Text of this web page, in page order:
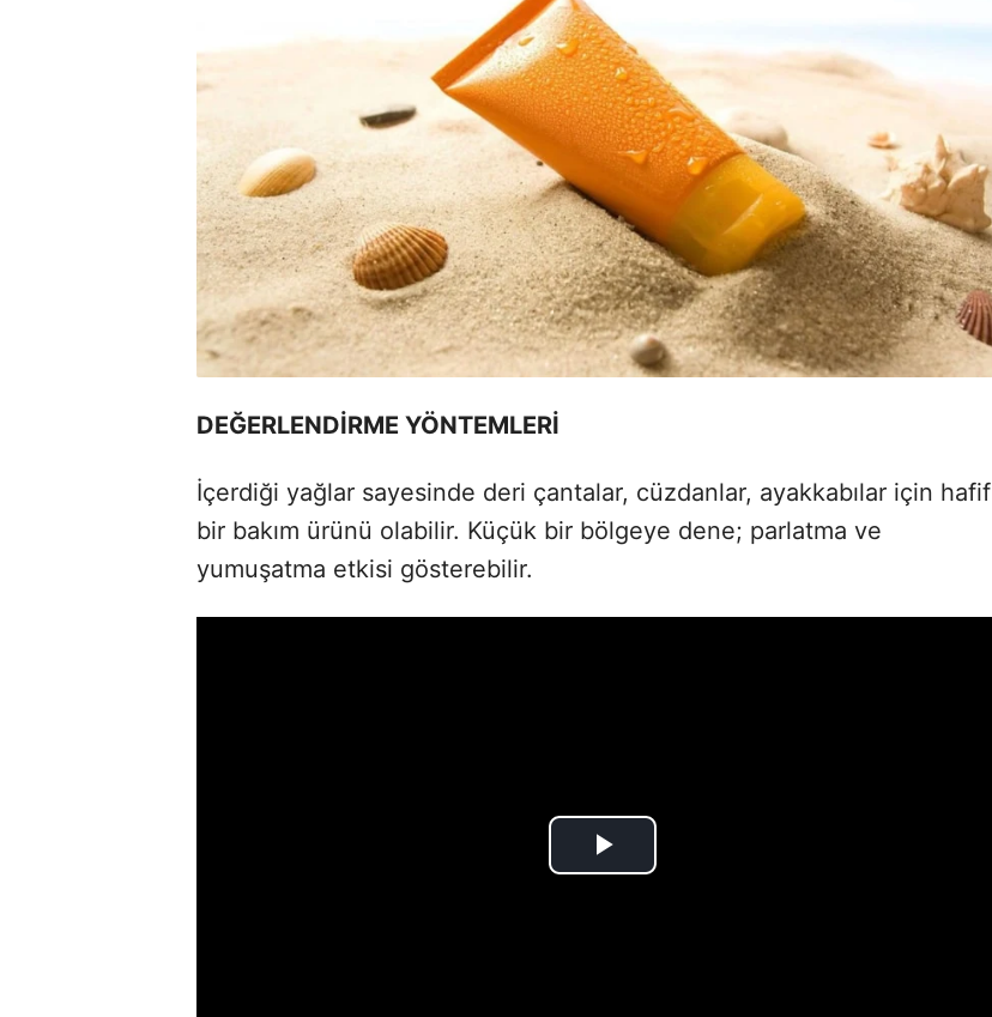
DEĞERLENDİRME YÖNTEMLERİ
İçerdiği yağlar sayesinde deri çantalar, cüzdanlar, ayakkabılar için hafif
bir bakım ürünü olabilir. Küçük bir bölgeye dene; parlatma ve
yumuşatma etkisi gösterebilir.